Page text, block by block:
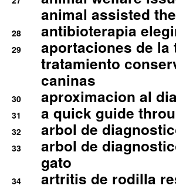
animal assisted
28 antibioterapia
29
aportaciones de
tratamiento
caninas
30 aproximacion al
31 a quick guide
32 arbol de
33
arbol de
gato
34
artritis de rodilla